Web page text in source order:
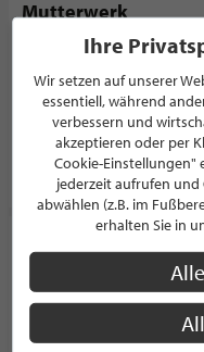
Mutterwerk
Am
41564
PROFIL
40219
Ihre
Wir setzen auf unserer
essentiell, während
verbessern und
akzeptieren oder per
Cookie-Einstellungen"
jederzeit aufrufen und
abwählen (z.B. im
erhalten Sie in